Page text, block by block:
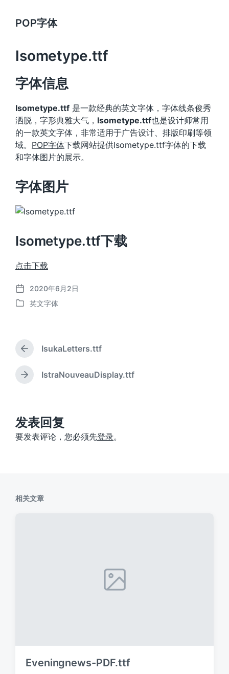
POP字体
Isometype.ttf
字体信息
Isometype.ttf 是一款经典的英文字体，字体线条俊秀
洒脱，字形典雅大气， Isometype.ttf也是设计师常用
的一款英文字体，非常适用于广告设计、排版印刷等领
域。 POP字体下载网站提供Isometype.ttf字体的下载
和字体图片的展示。
字体图片
Isometype.ttf下载
点击下载
发
布
2020年6月2日
发
英文字体
上
篇
文
章
IsukaLetters.ttf
下
：
IstraNouveauDisplay.ttf
发表回复
要发表评论，您必须先登录。
相关文章
Eveningnews-PDF.ttf